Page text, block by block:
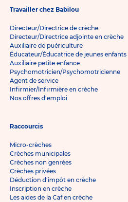
Travailler chez Babilou
Directeur/Directrice de crèche
Directeur/Directrice adjointe en crèche
Auxiliaire de puériculture
Éducateur/Éducatrice de jeunes enfants
Auxiliaire petite enfance
Psychomotricien/Psychomotricienne
Agent de service
Infirmier/Infirmière en crèche
Nos offres d'emploi
Raccourcis
Micro-crèches
Crèches municipales
Crèches non genrées
Crèches privées
Déduction d'impôt en crèche
Inscription en crèche
Les aides de la Caf en crèche